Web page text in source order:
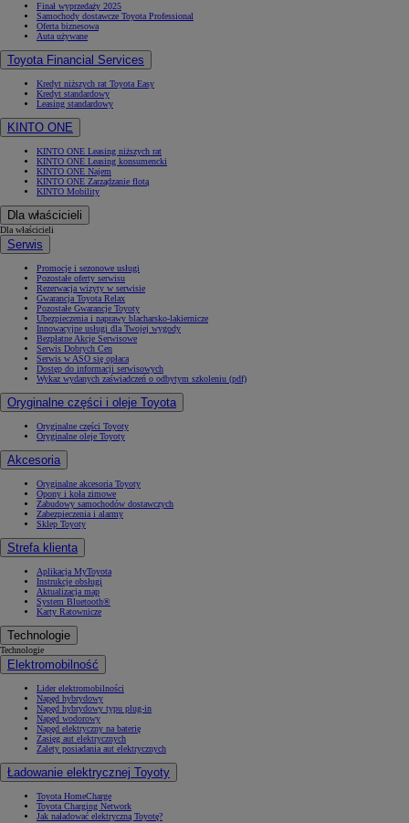
Finał wyprzedaży 2025
Samochody dostawcze Toyota Professional
Oferta biznesowa
Auta używane
Toyota Financial Services
Kredyt niższych rat Toyota Easy
Kredyt standardowy
Leasing standardowy
KINTO ONE
KINTO ONE Leasing niższych rat
KINTO ONE Leasing konsumencki
KINTO ONE Najem
KINTO ONE Zarządzanie flotą
KINTO Mobility
Dla właścicieli
Dla właścicieli
Serwis
Promocje i sezonowe usługi
Pozostałe oferty serwisu
Rezerwacja wizyty w serwisie
Gwarancja Toyota Relax
Pozostałe Gwarancje Toyoty
Ubezpieczenia i naprawy blacharsko-lakiernicze
Innowacyjne usługi dla Twojej wygody
Bezpłatne Akcje Serwisowe
Serwis Dobrych Cen
Serwis w ASO się opłaca
Dostęp do informacji serwisowych
Wykaz wydanych zaświadczeń o odbytym szkoleniu (pdf)
Oryginalne części i oleje Toyota
Oryginalne części Toyoty
Oryginalne oleje Toyoty
Akcesoria
Oryginalne akcesoria Toyoty
Opony i koła zimowe
Zabudowy samochodów dostawczych
Zabezpieczenia i alarmy
Sklep Toyoty
Strefa klienta
Aplikacja MyToyota
Instrukcje obsługi
Aktualizacja map
System Bluetooth®
Karty Ratownicze
Technologie
Technologie
Elektromobilność
Lider elektromobilności
Napęd hybrydowy
Napęd hybrydowy typu plug-in
Napęd wodorowy
Napęd elektryczny na baterię
Zasięg aut elektrycznych
Zalety posiadania aut elektrycznych
Ładowanie elektrycznej Toyoty
Toyota HomeCharge
Toyota Charging Network
Jak naładować elektryczną Toyotę?